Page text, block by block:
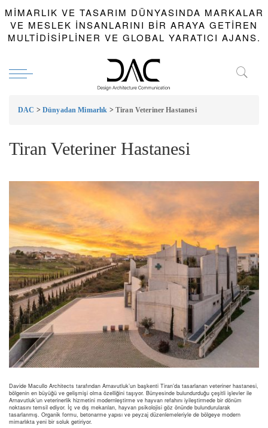
MIMARLIK VE TASARIM DÜNYASINDA MARKALAR
VE MESLEK INSANLARINI BIR ARAYA GETIREN
MULTIDISIPLINER VE GLOBAL YARATICI AJANS.
DAC > Dünyadan Mimarlık > Tiran Veteriner Hastanesi
Tiran Veteriner Hastanesi
Davide Macullo Architects tarafından Arnavutluk’un başkenti Tiran’da tasarlanan veteriner hastanesi,
bölgenin en büyüğü ve gelişmişi olma özelliğini taşıyor. Bünyesinde bulundurduğu çeşitli işlevler ile
Arnavutluk’un veterinerlik hizmetini modernleştirme ve hayvan refahını iyileştirmede bir dönüm
noktasını temsil ediyor. İç ve dış mekanları, hayvan psikolojisi göz önünde bulundurularak
tasarlanmış. Organik formu, betonarme yapısı ve peyzaj düzenlemeleriyle de bölgeye modern
mimarlıkta yeni bir soluk getiriyor.